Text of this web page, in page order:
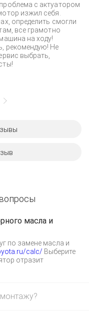
с актуатором
изжил себя.
определить смогли
все грамотно
на ходу!
рекомендую! Не
выбрать,
масла и
по замене масла и
calc/ Выберите
отразит